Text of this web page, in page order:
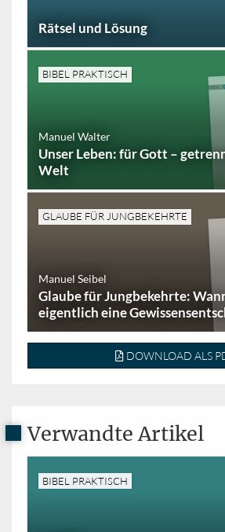
Rätsel und Lösung
BIBEL PRAKTISCH
Manuel Walter
Unser Leben: für Gott –
Welt
GLAUBE FÜR JUNGBEKEHRTE
Manuel Seibel
Glaube für Jungbekehrte:
eigentlich eine
DOWNLOAD ALS
Verwandte Artikel
BIBEL PRAKTISCH